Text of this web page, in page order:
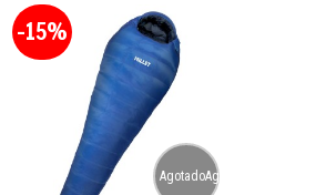
AgotadoAgotado
-15%